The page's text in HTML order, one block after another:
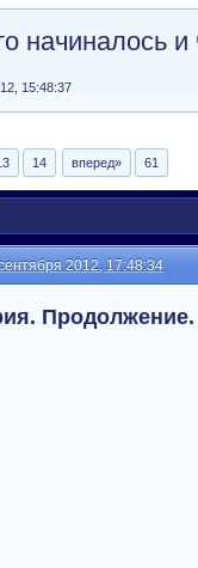
начиналось и
15:48:37
14 вперед» 61
2012, 17:48:34
Продолжение.